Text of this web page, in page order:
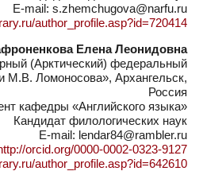
E-mail: s.zhemchugova@narfu.ru
author_profile.asp?id=720414
Елена Леонидовна
(Арктический) федеральный
М.В. Ломоносова», Архангельск,
Россия
кафедры «Английского языка»
Кандидат филологических наук
E-mail: lendar84@rambler.ru
orcid.org/0000-0002-0323-9127
author_profile.asp?id=642610